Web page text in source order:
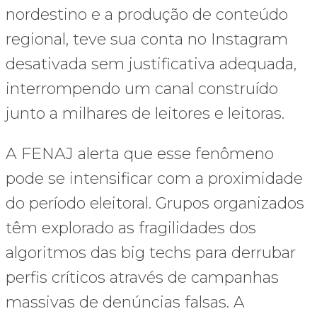
nordestino e a produção de conteúdo
regional, teve sua conta no Instagram
desativada sem justificativa adequada,
interrompendo um canal construído
junto a milhares de leitores e leitoras.
A FENAJ alerta que esse fenômeno
pode se intensificar com a proximidade
do período eleitoral. Grupos organizados
têm explorado as fragilidades dos
algoritmos das big techs para derrubar
perfis críticos através de campanhas
massivas de denúncias falsas. A